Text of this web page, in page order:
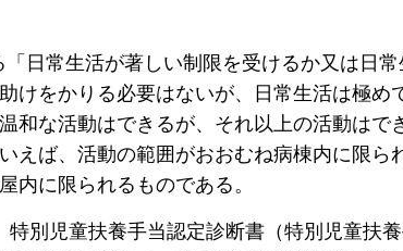
日常生活が著しい制限を受けるか又は日
けをかりる必要はないが、日常生活は極め
和な活動はできるが、それ以上の活動は
えば、活動の範囲がおおむね病棟内に限
内に限られるものである。
特別児童扶養手当認定診断書（特別児童扶